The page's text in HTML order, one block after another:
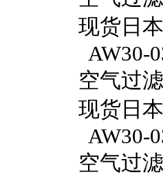
现货日
AW30-
空气过
现货日
AW30-
空气过